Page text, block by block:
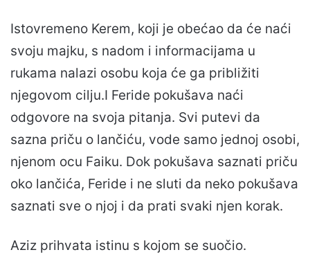
Istovremeno Kerem, koji je obećao da će naći
svoju majku, s nadom i informacijama u
rukama nalazi osobu koja će ga približiti
njegovom cilju.I Feride pokušava naći
odgovore na svoja pitanja. Svi putevi da
sazna priču o lančiću, vode samo jednoj osobi,
njenom ocu Faiku. Dok pokušava saznati priču
oko lančića, Feride i ne sluti da neko pokušava
saznati sve o njoj i da prati svaki njen korak.
Aziz prihvata istinu s kojom se suočio.